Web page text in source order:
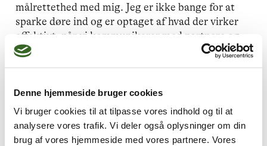
Denne hjemmeside bruger cookies
Vi bruger cookies til at tilpasse vores indhold og til at
analysere vores trafik. Vi deler også oplysninger om din
brug af vores hjemmeside med vores partnere. Vores
målrettethed med mig. Jeg er ikke bange for at
sparke døre ind og er optaget af hvad der virker
effektivt, når vi kommunikerer med partnere og
politikere.
Hvad motiverer dig til at bidrage til
Dansk Psykoterapeutforenings
arbejde?